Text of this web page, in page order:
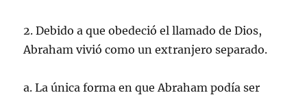
2. Debido a que obedeció el llamado de Dios,
Abraham vivió como un extranjero separado.
a. La única forma en que Abraham podía ser